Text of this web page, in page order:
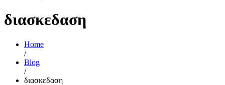
διασκεδαση
Home
/
Blog
/
διασκεδαση